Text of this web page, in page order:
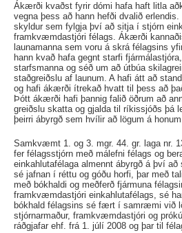
Ákærði kvaðst fyrir dómi hafa haft litla
vegna þess að hann hefði dvalið
skyldur sem fylgja því að sitja í stjórn
framkvæmdastjóri félags. Ákærði
launamanna sem voru á skrá félagsins
hann kvað hafa gegnt starfi
starfsmanna og séð um að útbúa
staðgreiðslu af launum. A hafi átt að
og hafi ákærði ítrekað hvatt til þess að
Þótt ákærði hafi þannig falið öðrum að
greiðslu skatta og gjalda til ríkissjóðs þá
þeirri ábyrgð sem hvílir að lögum á
Samkvæmt 1. og 3. mgr. 44. gr. laga nr.
fer félagsstjórn með málefni félags og
einkahlutafélaga almennt ábyrgð á því
sé jafnan í réttu og góðu horfi, þar með
með bókhaldi og meðferð fjármuna
framkvæmdastjóri einkahlutafélags, sé
bókhald félagsins sé fært í samræmi við
stjórnarmaður, framkvæmdastjóri og
ráðgjafar ehf. frá 1. júlí 2008 og þar til